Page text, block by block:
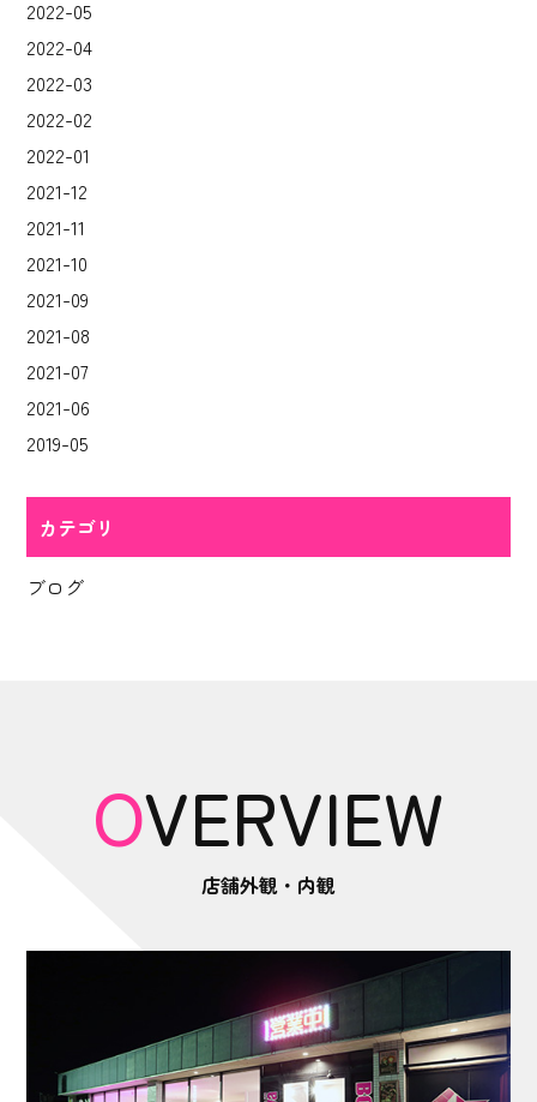
2022-05
2022-04
2022-03
2022-02
2022-01
2021-12
2021-11
2021-10
2021-09
2021-08
2021-07
2021-06
2019-05
カテゴリ
ブログ
OVERVIEW
店舗外観・内観